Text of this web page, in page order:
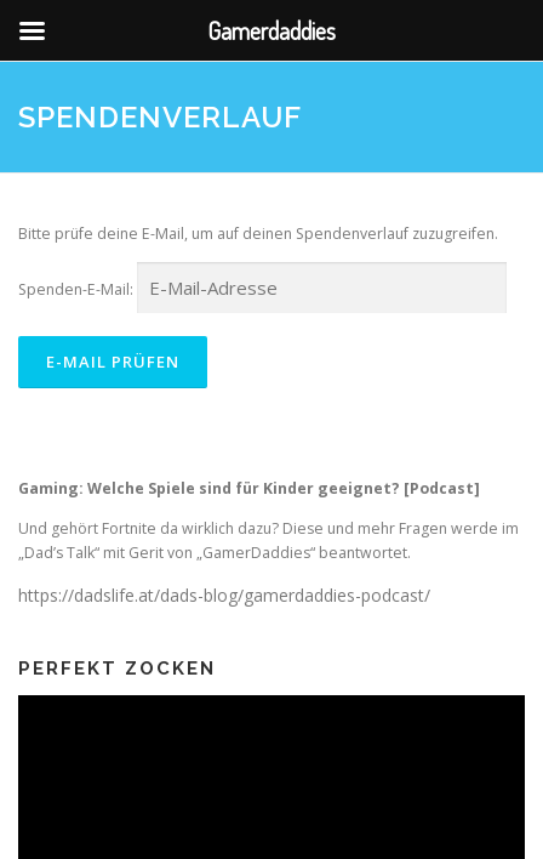
InhaltSPENDENVERLAUF
Bitte prüfe deine E-Mail, um auf deinen Spendenverlauf zuzugreifen.
Spenden-E-Mail:
Gaming: Welche Spiele sind für Kinder geeignet? [Podcast]
Und gehört Fortnite da wirklich dazu? Diese und mehr Fragen werde im
„Dad’s Talk“ mit Gerit von „GamerDaddies“ beantwortet.
https://dadslife.at/dads-blog/gamerdaddies-podcast/
PERFEKT ZOCKEN
Gamerdaddies